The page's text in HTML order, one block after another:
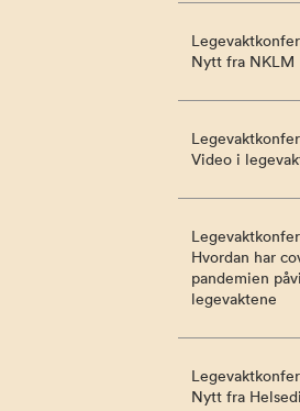
Nytt fra NKLM
Video i
Hvordan har
pandemien
legevaktene
Nytt fra